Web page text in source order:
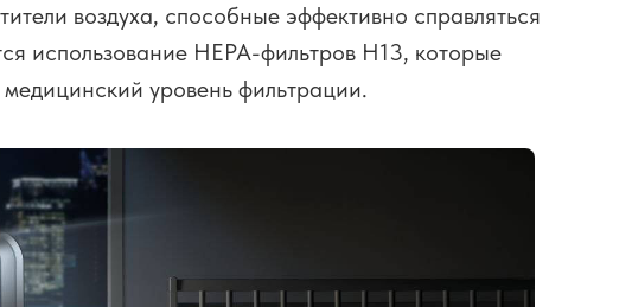
воздуха, способные эффективно справляться
использование HEPA-фильтров H13, которые
уровень фильтрации.